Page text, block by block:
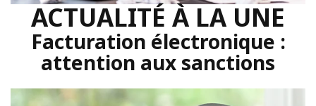
ACTUALITÉ À LA UNE
Facturation électronique :
attention aux sanctions